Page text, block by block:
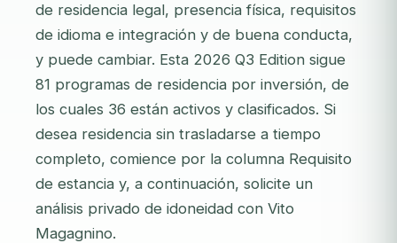
de residencia legal, presencia física, requisitos
de idioma e integración y de buena conducta,
y puede cambiar. Esta 2026 Q3 Edition sigue
81 programas de residencia por inversión, de
los cuales 36 están activos y clasificados. Si
desea residencia sin trasladarse a tiempo
completo, comience por la columna Requisito
de estancia y, a continuación, solicite un
análisis privado de idoneidad con Vito
Magagnino.